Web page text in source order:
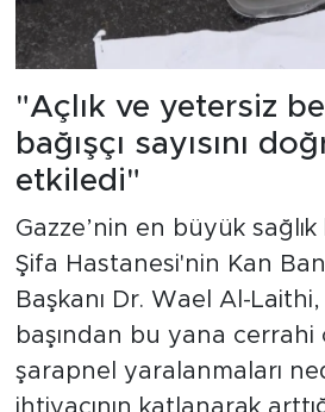
"Açlık ve yetersiz
bağışçı sayısını
etkiledi"
Gazze’nin en büyük
Şifa Hastanesi'nin Kan
Başkanı Dr. Wael Al-Laithi,
başından bu yana
şarapnel yaralanmaları
ihtiyacının katlanarak